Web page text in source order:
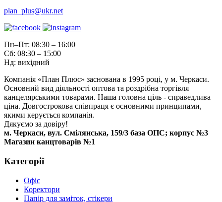
plan_plus@ukr.net
Пн–Пт: 08:30 – 16:00
Сб: 08:30 – 15:00
Нд: вихідний
Компанія «План Плюс» заснована в 1995 році, у м. Черкаси.
Основний вид діяльності оптова та роздрібна торгівля
канцелярськими товарами. Наша головна ціль - справедлива
ціна. Довгострокова співпраця є основними принципами,
якими керується компанія.
Дякуємо за довіру!
м. Черкаси, вул. Смілянська, 159/3 база ОПС; корпус №3
Магазин канцтоварів №1
Категорії
Офіс
Коректори
Папір для заміток, стікери